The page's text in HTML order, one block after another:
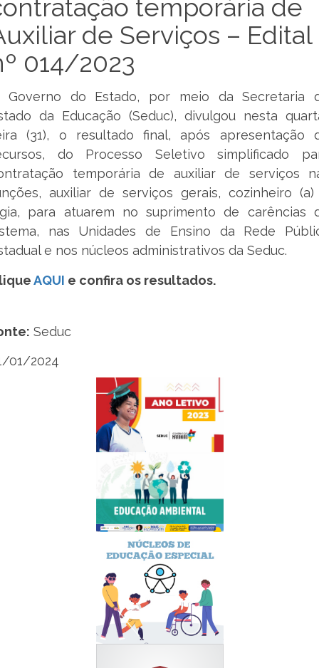
temporária de
de Serviços – Edital
014/2023
Governo do Estado, por meio da Secretaria
da Educação (Seduc), divulgou nesta
(31), o resultado final, após apresentação
do Processo Seletivo simplificado
temporária de auxiliar de serviços
auxiliar de serviços gerais, cozinheiro
para atuarem no suprimento de carências
nas Unidades de Ensino da Rede
e nos núcleos administrativos da Seduc.
AQUI e confira os resultados.
Seduc
01/2024